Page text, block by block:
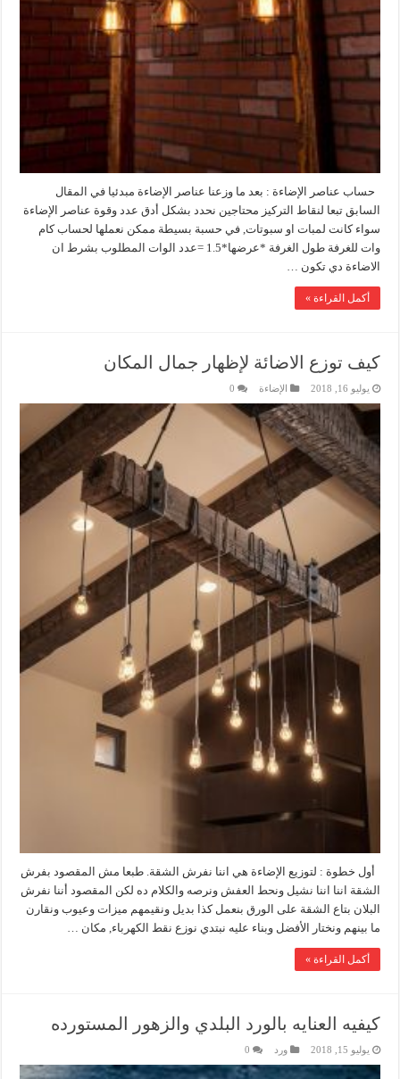
حساب عناصر الإضاءة : بعد ما وزعنا عناصر الإضاءة مبدئيا في المقال
السابق تبعا لنقاط التركيز محتاجين نحدد بشكل أدق عدد وقوة عناصر الإضاءة
سواء كانت لمبات او سبوتات, في حسبة بسيطة ممكن نعملها لحساب كام
وات للغرفة طول الغرفة *عرضها*1.5 =عدد الوات المطلوب بشرط ان
الاضاءة دي تكون …
أكمل القراءة »
كيف توزع الاضائة لإظهار جمال المكان
يوليو 16, 2018 الإضاءة 0
أول خطوة : لتوزيع الإضاءة هي اننا نفرش الشقة. طبعا مش المقصود بفرش
الشقة اننا اننا نشيل ونحط العفش ونرصه والكلام ده لكن المقصود أننا نفرش
البلان بتاع الشقة على الورق بنعمل كذا بديل ونقيمهم ميزات وعيوب ونقارن
ما بينهم ونختار الأفضل وبناء عليه نبتدي نوزع نقط الكهرباء, مكان …
أكمل القراءة »
كيفيه العنايه بالورد البلدي والزهور المستورده
يوليو 15, 2018 ورد 0